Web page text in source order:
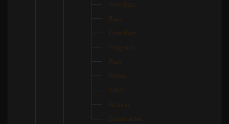
Mini-Bacs
Bacs
Gros Bacs
Poignées
Plats
Pinces
Trous
Fissures
Colonnettes